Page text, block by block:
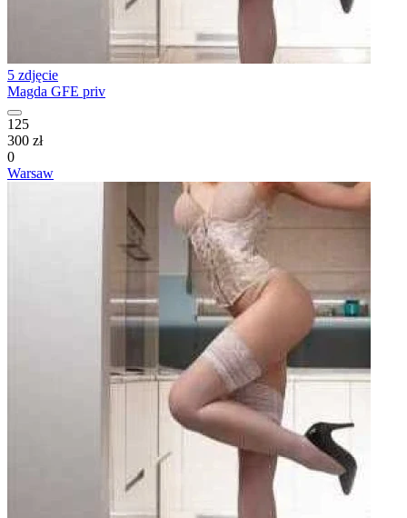
5 zdjęcie
Magda GFE priv
125
300 zł
0
Warsaw